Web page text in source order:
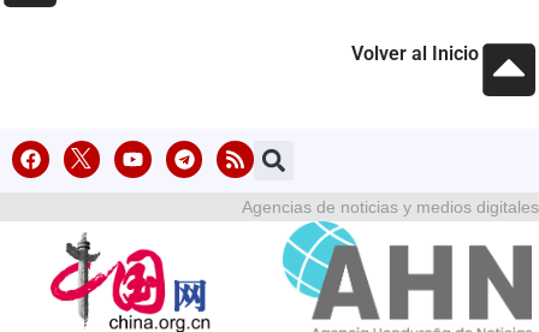
Volver al Inicio
Agencias de noticias y medios digitales